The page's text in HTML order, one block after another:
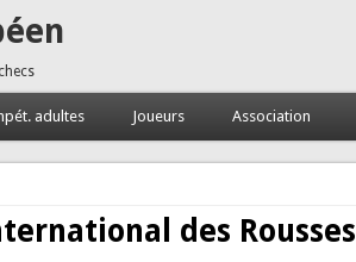
adultes Joueurs Association
des Rousses